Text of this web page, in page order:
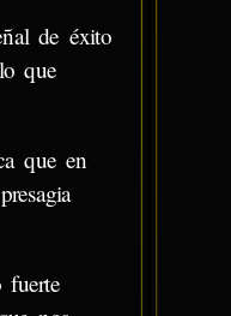
de éxito
que
que en
fuerte